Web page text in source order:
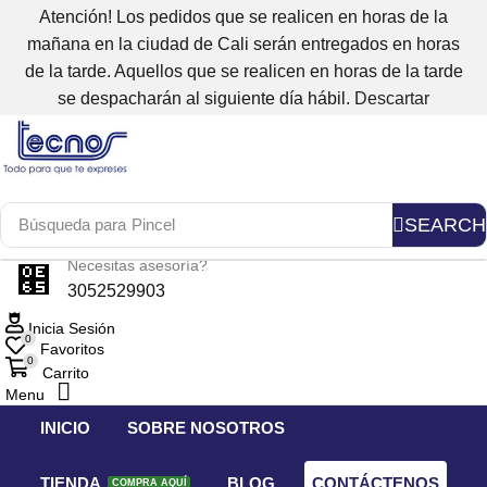
Atención! Los pedidos que se realicen en horas de la
mañana en la ciudad de Cali serán entregados en horas
de la tarde. Aquellos que se realicen en horas de la tarde
se despacharán al siguiente día hábil. Descartar
Búsqueda para Pincel SEARCH
Necesitas asesoría?
3052529903
Inicia Sesión
0
Favoritos
0
Carrito
Menu
INICIO SOBRE NOSOTROS
COMPRA AQUÍ